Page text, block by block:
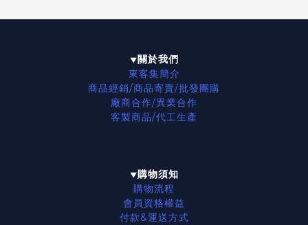
▼關於我們
東客集簡介
商品經銷/商品寄賣/批發團購
廠商合作/異業合作
客製商品/代工生產
▼購物須知
購物流程
會員資格權益
付款&運送方式